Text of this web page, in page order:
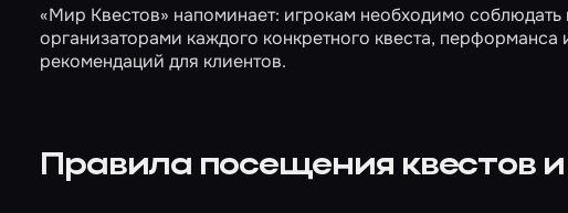
«Мир Квестов» напоминает: игрокам необходимо
организаторами каждого конкретного квеста,
рекомендаций для клиентов.
Правила посещения квестов